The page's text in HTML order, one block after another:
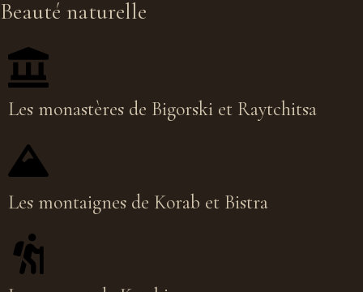
Beauté naturelle
Les monastères de Bigorski et Raytchitsa
Les montaignes de Korab et Bistra